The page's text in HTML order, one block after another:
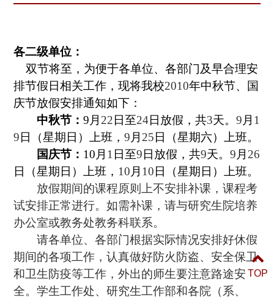
各二级单位：
双节将至， 为便于各单位、各部门及早合理安
排节假日相关工作，现将我校2010年中秋节、国
庆节放假安排通知如下：
中秋节： 9 月 22日至24日放假，共3天。 9 月 1
9日（星期日）上班，9 月 25日（星期六）上班。
国庆节： 10 月 1 日至9日放假，共9天。 9 月 26
日（星期日）上班， 10 月 10日（星期日）上班。
放假期间的课程原则上不安排补课，课程考
试安排正常进行。如需补课，请与研究生院培养
办公室或教务处教务科联系。
请各单位、各部门根据实际情况安排好休假
期间的各项工作，认真做好防火防盗、安全保卫
和卫生防疫等工作，外出的师生要注意路途安
全。学生工作处、研究生工作部和各院（系、
TOP